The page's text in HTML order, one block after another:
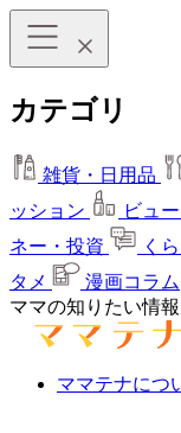
カテゴリ
雑貨・日用品
ッション
ビュ
ネー・投資
く
タメ
漫画コラム
ママの知りたい情
ママテナにつ